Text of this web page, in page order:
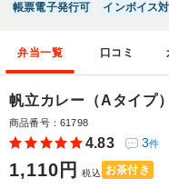
帳票電子発行可
インボイス
弁当一覧 口コミ
帆立カレー（Aタイプ）
商品番号：61798
4.83 3件
1,110円 税込 お茶付き